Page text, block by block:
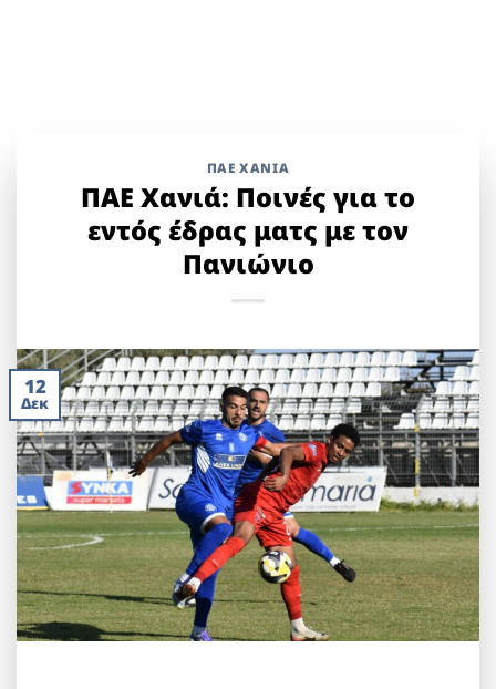
ΠΑΕ ΧΑΝΙΑ
ΠΑΕ Χανιά: Ποινές για το
εντός έδρας ματς με τον
Πανιώνιο
12
Δεκ